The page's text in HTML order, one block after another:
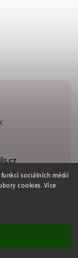
sociálních médií
cookies. Více
/ DÁREK K
práva vyhrazena.